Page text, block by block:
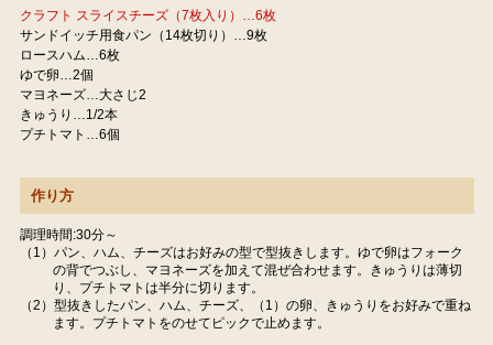
クラフト スライスチーズ（7枚入り）…6枚
サンドイッチ用食パン（14枚切り）…9枚
ロースハム…6枚
ゆで卵…2個
マヨネーズ…大さじ2
きゅうり…1/2本
プチトマト…6個
作り方
調理時間:30分～
（1）パン、ハム、チーズはお好みの型で型抜きします。ゆで卵はフォーク
の背でつぶし、マヨネーズを加えて混ぜ合わせます。きゅうりは薄切
り、プチトマトは半分に切ります。
（2）型抜きしたパン、ハム、チーズ、（1）の卵、きゅうりをお好みで重ね
ます。プチトマトをのせてピックで止めます。